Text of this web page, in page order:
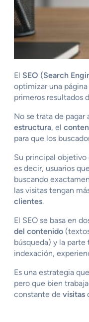
El SEO (Search
optimizar una
primeros resultados
No se trata de pagar
estructura, el
para que los
Su principal objetivo
es decir, usuarios
buscando
las visitas tengan
clientes.
El SEO se basa en
del contenido
búsqueda) y la parte
indexación,
Es una estrategia
pero que bien
constante de visitas